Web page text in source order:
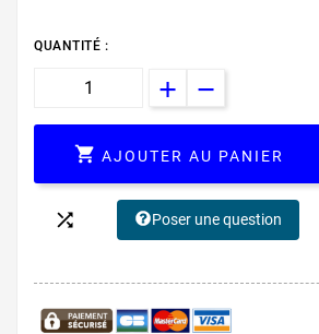
QUANTITÉ :
 AJOUTER AU PANIER
 Poser une question